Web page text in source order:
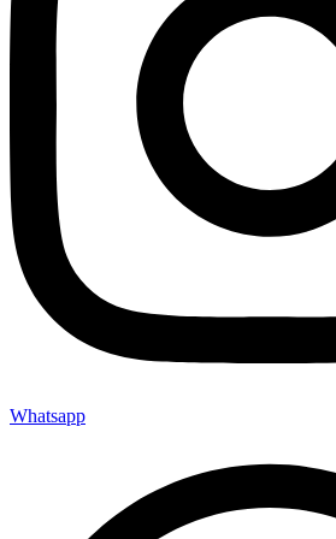
Whatsapp